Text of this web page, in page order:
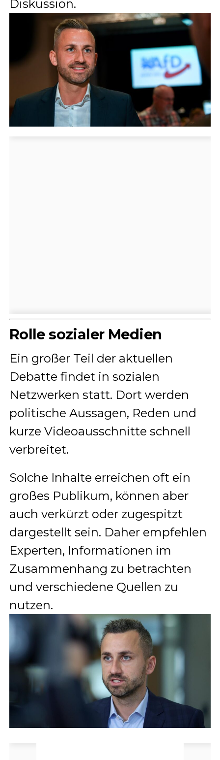
Diskussion.
Rolle sozialer Medien
Ein großer Teil der aktuellen
Debatte findet in sozialen
Netzwerken statt. Dort werden
politische Aussagen, Reden und
kurze Videoausschnitte schnell
verbreitet.
Solche Inhalte erreichen oft ein
großes Publikum, können aber
auch verkürzt oder zugespitzt
dargestellt sein. Daher empfehlen
Experten, Informationen im
Zusammenhang zu betrachten
und verschiedene Quellen zu
nutzen.